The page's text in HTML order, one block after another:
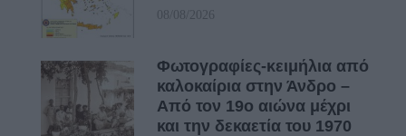
08/08/2026
Φωτογραφίες-κειμήλια από
καλοκαίρια στην Άνδρο –
Από τον 19ο αιώνα μέχρι
και την δεκαετία του 1970